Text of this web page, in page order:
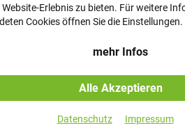
DIN 444 -
Artikel-Nr.
Erlebnis zu bieten. Für weitere
Cookies öffnen Sie die Einstellungen.
mehr Infos
Alle Akzeptieren
Datenschutz Impressum